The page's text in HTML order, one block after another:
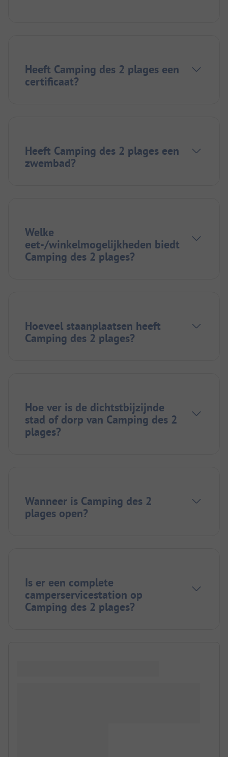
Heeft Camping des 2 plages een
certificaat?
Heeft Camping des 2 plages een
zwembad?
Welke
eet-/winkelmogelijkheden biedt
Camping des 2 plages?
Hoeveel staanplaatsen heeft
Camping des 2 plages?
Hoe ver is de dichtstbijzijnde
stad of dorp van Camping des 2
plages?
Wanneer is Camping des 2
plages open?
Is er een complete
camperservicestation op
Camping des 2 plages?